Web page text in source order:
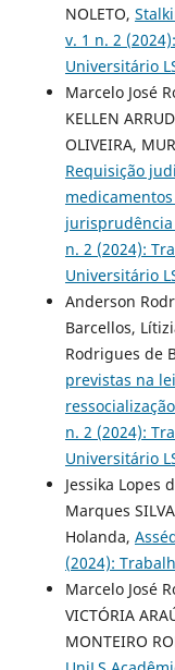
NOLETO,
v. 1 n. 2
Universitário
Marcelo José
KELLEN
OLIVEIRA,
Requisição
jurisprudência
n. 2 (2024):
Universitário
Anderson
Barcellos,
Rodrigues de
previstas na
n. 2 (2024):
Universitário
Jessika Lopes
Marques
Holanda,
(2024):
Marcelo José
VICTÓRIA
MONTEIRO